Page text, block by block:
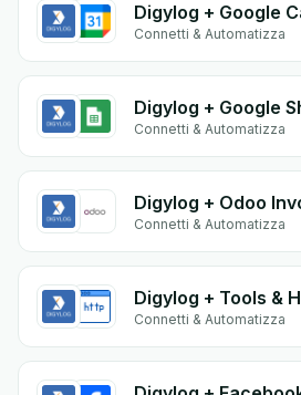
Digylog + Google
Connetti & Automatizza
Digylog + Google
Connetti & Automatizza
Digylog + Odoo
Connetti & Automatizza
Digylog + Tools &
Connetti & Automatizza